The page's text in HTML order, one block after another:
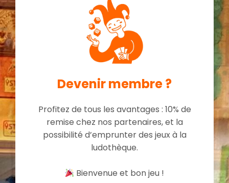
Devenir membre ?
Profitez de tous les avantages : 10% de
remise chez nos partenaires, et la
possibilité d’emprunter des jeux à la
ludothèque.
Bienvenue et bon jeu !